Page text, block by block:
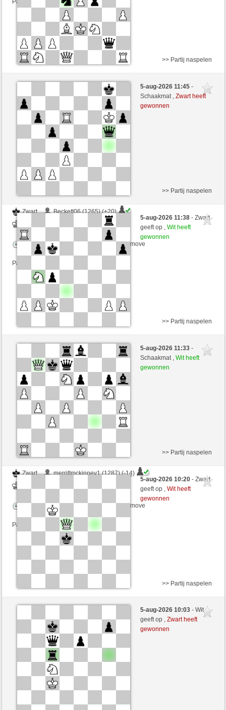
Partij telt mee voor de ranglijst
Zwart
ahmed1986 (1225) (+21)
Yeye90 (1339) (-21)
Speelduur: 6 minutes/side + 3 seconds/move
Partij telt mee voor de ranglijst
>> Partij naspelen
5-aug-2026 11:45-
Schaakmat ,Zwart heeft
gewonnen
Zwart
Beckett06 (1265) (+20)
Yeye90 (1359) (-20)
Speelduur: 6 minutes/side + 3 seconds/move
Partij telt mee voor de ranglijst
>> Partij naspelen
5-aug-2026 11:38- Zwart
geeft op ,Wit heeft
gewonnen
Zwart
Tutzii (1293) (-14)
Yeye90 (1345) (+14)
Speelduur: 6 minutes/side + 3 seconds/move
Partij telt mee voor de ranglijst
>> Partij naspelen
5-aug-2026 11:33-
Schaakmat ,Wit heeft
gewonnen
Zwart
merrittmckinney1 (1287) (-14)
Speelduur: 6 minutes/side + 3 seconds/move
Partij telt mee voor de ranglijst
>> Partij naspelen
5-aug-2026 10:20- Zwart
geeft op ,Wit heeft
gewonnen
Wit
TYMBROSO (1414) (+13)
Speelduur: 6 minutes/side + 3 seconds/move
Partij telt mee voor de ranglijst
>> Partij naspelen
5-aug-2026 10:03- Wit
geeft op ,Zwart heeft
gewonnen